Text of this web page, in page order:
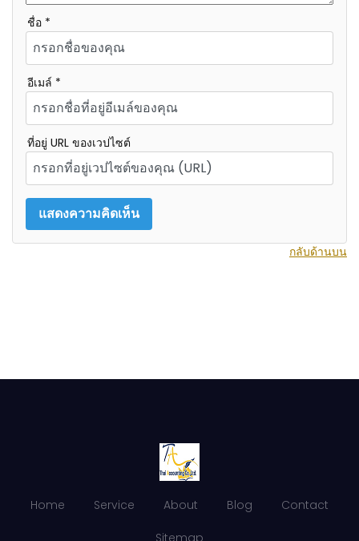
ชื่อ *
อีเมล์ *
ที่อยู่ URL ของเวปไซต์
กลับด้านบน
Home Service About Blog Contact
Sitemap